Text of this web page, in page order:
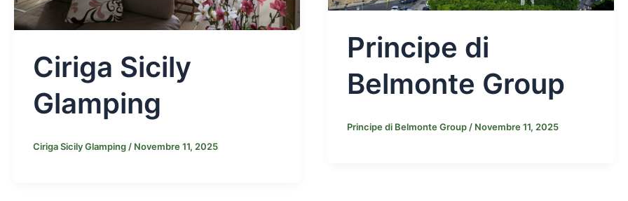
Ciriga Sicily
Glamping
Ciriga Sicily Glamping/ Novembre 11, 2025
Principe di
Belmonte Group
Principe di Belmonte Group / Novembre 11, 2025